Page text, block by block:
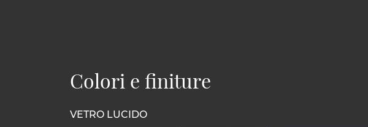
Colori e finiture
VETRO LUCIDO